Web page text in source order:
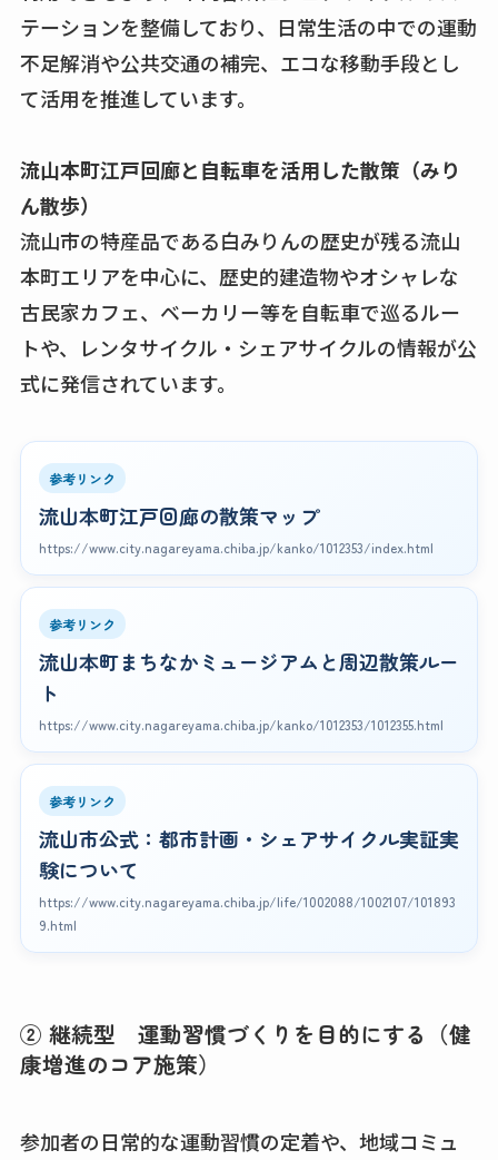
テーションを整備しており、日常生活の中での運動
不足解消や公共交通の補完、エコな移動手段とし
て活用を推進しています。
流山本町江戸回廊と自転車を活用した散策（みり
ん散歩）
流山市の特産品である白みりんの歴史が残る流山
本町エリアを中心に、歴史的建造物やオシャレな
古民家カフェ、ベーカリー等を自転車で巡るルー
トや、レンタサイクル・シェアサイクルの情報が公
式に発信されています。
参考リンク
流山本町江戸回廊の散策マップ
https://www.city.nagareyama.chiba.jp/kanko/1012353/index.html
参考リンク
流山本町まちなかミュージアムと周辺散策ルー
ト
https://www.city.nagareyama.chiba.jp/kanko/1012353/1012355.html
参考リンク
流山市公式：都市計画・シェアサイクル実証実
験について
https://www.city.nagareyama.chiba.jp/life/1002088/1002107/101893
9.html
② 継続型 運動習慣づくりを目的にする（健
康増進のコア施策）
参加者の日常的な運動習慣の定着や、地域コミュ